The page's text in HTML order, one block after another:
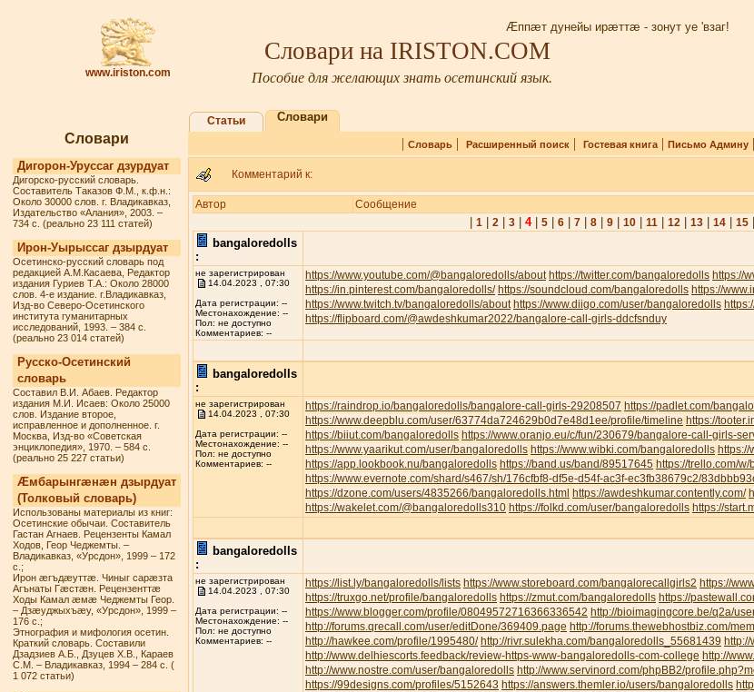
www.iriston.com
Æппæт дунейы ирæттæ - зонут уе 'взаг!
Словари на IRISTON.COM
Пособие для желающих знать осетинский язык.
Словари
Дигорон-Уруссаг дзурдуат
Дигорско-русский словарь.
Составитель Таказов Ф.М., к.ф.н.:
Около 30000 слов. г. Владикавказ,
Издательство «Алания», 2003. –
734 с. (реально 23 111 статей)
Ирон-Уырыссаг дзырдуат
Осетинско-русский словарь под
редакцией А.М.Касаева, Редактор
издания Гуриев Т.А.: Около 28000
слов. 4-е издание. г.Владикавказ,
Изд-во Северо-Осетинского
института гуманитарных
исследований, 1993. – 384 с.
(реально 23 014 статей)
Русско-Осетинский
словарь
Составил В.И. Абаев. Редактор
издания М.И. Исаев: Около 25000
слов. Издание второе,
исправленное и дополненное. г.
Москва, Изд-во «Советская
энциклопедия», 1970. – 584 с.
(реально 25 227 статьи)
Æмбарынгæнæн дзырдуат
(Толковый словарь)
Использованы материалы из книг:
Осетинские обычаи. Составитель
Гастан Агнаев. Рецензенты Камал
Ходов, Геор Чеджемты. –
Владикавказ, «Урсдон», 1999 – 172
с.;
Ирон æгъдæуттæ. Чиныг сарæзта
Агънаты Гæстæн. Рецензенттæ
Ходы Камал æмæ Чеджемты Геор.
– Дзæуджыхъæу, «Урсдон», 1999 –
176 с.;
Этнография и мифология осетин.
Краткий словарь. Составили
Дзадзиев А.Б., Дзуцев Х.В., Караев
С.М. – Владикавказ, 1994 – 284 с. (
1 072 статьи)
Статьи Словари
| Словарь| Расширенный поиск| Гостевая книга| Письмо Админу|
Комментарий к:
Автор Сообщение
1| 2| 3| 4| 5| 6| 7| 8| 9| 10| 11| 12| 13| 14| 15|
bangaloredolls
:
не зарегистрирован
14.04.2023 , 07:30
Дата регистрации: --
Местонахождение: --
Пол: не доступно
Комментариев: --
https://www.youtube.com/@bangaloredolls/about https://twitter.com/bangaloredolls https://
https://in.pinterest.com/bangaloredolls/ https://soundcloud.com/bangaloredolls https://
https://www.twitch.tv/bangaloredolls/about https://www.diigo.com/user/bangaloredolls
https://flipboard.com/@awdeshkumar2022/bangalore-call-girls-ddcfsnduy
bangaloredolls
:
не зарегистрирован
14.04.2023 , 07:30
Дата регистрации: --
Местонахождение: --
Пол: не доступно
Комментариев: --
https://raindrop.io/bangaloredolls/bangalore-call-girls-29208507 https://padlet.com/
https://www.deepblu.com/user/63774da724629b0d7e48d1ee/profile/timeline https://
https://biiut.com/bangaloredolls https://www.oranjo.eu/c/fun/230679/bangalore-call-girls-
https://www.yaarikut.com/user/bangaloredolls https://www.wibki.com/bangaloredolls
https://app.lookbook.nu/bangaloredolls https://band.us/band/89517645 https://trello.com/
https://www.evernote.com/shard/s467/sh/176cfbf8-df5e-d54f-ac3f-ec3fb38679c2/
https://dzone.com/users/4835266/bangaloredolls.html https://awdeshkumar.contently.com/
https://wakelet.com/@bangaloredolls310 https://folkd.com/user/bangaloredolls https://
bangaloredolls
:
не зарегистрирован
14.04.2023 , 07:30
Дата регистрации: --
Местонахождение: --
Пол: не доступно
Комментариев: --
https://list.ly/bangaloredolls/lists https://www.storeboard.com/bangalorecallgirls2 https://
https://truxgo.net/profile/bangaloredolls https://zmut.com/bangaloredolls https://
https://www.blogger.com/profile/08049572716366336542 http://bioimagingcore.be/q2a/
http://forums.qrecall.com/user/editDone/369409.page http://forums.thewebhostbiz.com/
http://hawkee.com/profile/1995480/ http://rivr.sulekha.com/bangaloredolls_55681439
http://www.delhiescorts.feedback/review-https-www-bangaloredolls-com-college http://
http://www.nostre.com/user/bangaloredolls http://www.servinord.com/phpBB2/
https://99designs.com/profiles/5152643 https://answers.themler.io/users/bangaloredolls